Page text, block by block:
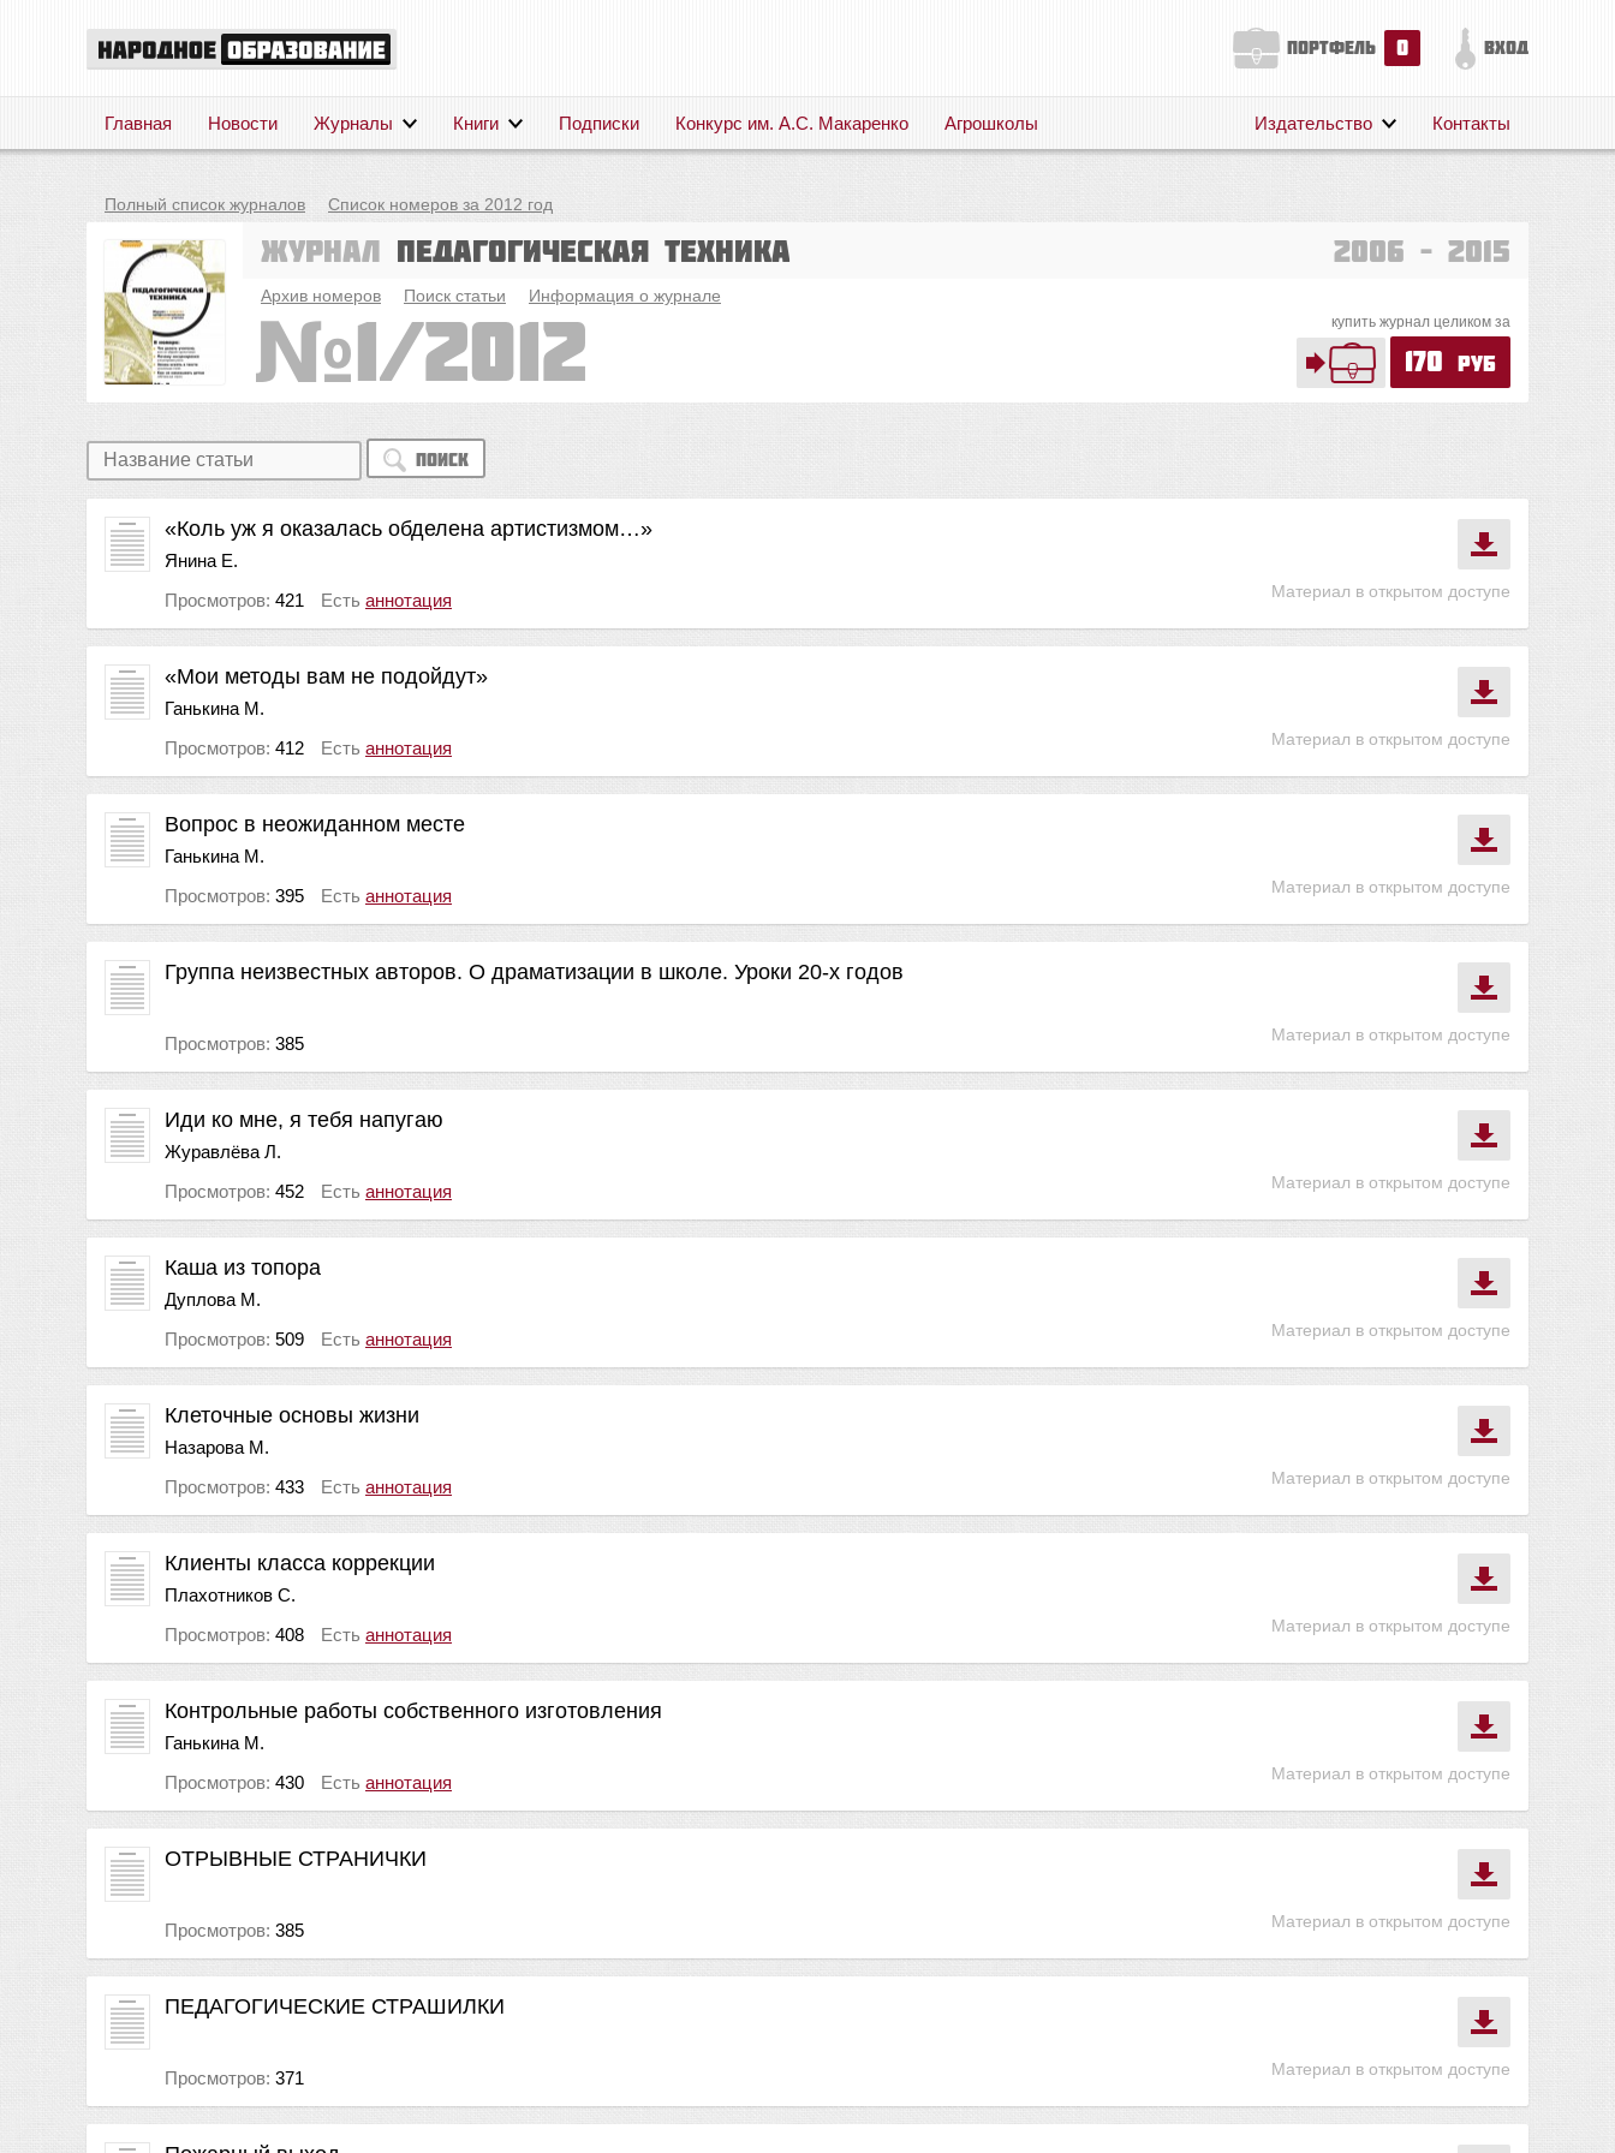
портфель 0 вход
Главная Новости Журналы Книги Подписки Конкурс им. А.С. Макаренко Агрошколы
Поддержка
Издательство Контакты
Полный список журналов Список номеров за 2012 год
Журнал Педагогическая техника 2006 – 2015
Архив номеров Поиск статьи Информация о журнале
купить журнал целиком за
170 руб
1/2012
Поиск
Материал в открытом доступе
«Коль уж я оказалась обделена артистизмом…»
Янина Е.
Просмотров: 421 Есть аннотация
Материал в открытом доступе
«Мои методы вам не подойдут»
Ганькина М.
Просмотров: 412 Есть аннотация
Материал в открытом доступе
Вопрос в неожиданном месте
Ганькина М.
Просмотров: 395 Есть аннотация
Материал в открытом доступе
Группа неизвестных авторов. О драматизации в школе. Уроки 20-х годов
Просмотров: 385
Материал в открытом доступе
Иди ко мне, я тебя напугаю
Журавлёва Л.
Просмотров: 452 Есть аннотация
Материал в открытом доступе
Каша из топора
Дуплова М.
Просмотров: 509 Есть аннотация
Материал в открытом доступе
Клеточные основы жизни
Назарова М.
Просмотров: 433 Есть аннотация
Материал в открытом доступе
Клиенты класса коррекции
Плахотников С.
Просмотров: 408 Есть аннотация
Материал в открытом доступе
Контрольные работы собственного изготовления
Ганькина М.
Просмотров: 430 Есть аннотация
Материал в открытом доступе
ОТРЫВНЫЕ СТРАНИЧКИ
Просмотров: 385
Материал в открытом доступе
ПЕДАГОГИЧЕСКИЕ СТРАШИЛКИ
Просмотров: 371